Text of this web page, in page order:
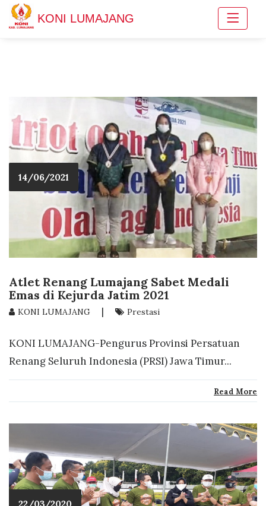
KONI LUMAJANG
14/06/2021
Atlet Renang Lumajang Sabet Medali
Emas di Kejurda Jatim 2021
KONI LUMAJANG | Prestasi
KONI LUMAJANG-Pengurus Provinsi Persatuan
Renang Seluruh Indonesia (PRSI) Jawa Timur...
Read More